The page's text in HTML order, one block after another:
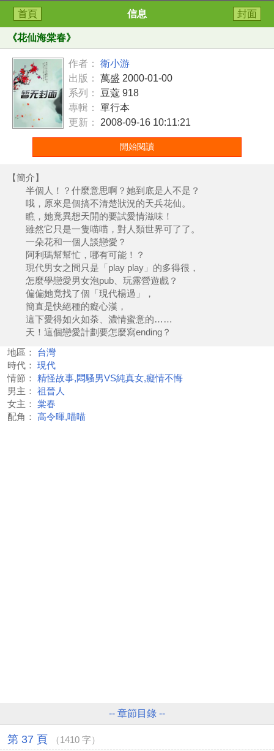
首頁 信息 封面
《花仙海棠春》
作者：
衛小游
出版：
萬盛 2000-01-00
系列：
豆蔻 918
專輯：
單行本
更新：
2008-09-16 10:11:21
開始閱讀
【簡介】
半個人！？什麼意思啊？她到底是人不是？
哦，原來是個搞不清楚狀況的天兵花仙。
瞧，她竟異想天開的要試愛情滋味！
雖然它只是一隻喵喵，對人類世界可了了。
一朵花和一個人談戀愛？
阿利瑪幫幫忙，哪有可能！？
現代男女之間只是「play play」的多得很，
怎麼學戀愛男女泡pub、玩露營遊戲？
偏偏她竟找了個「現代楊過」，
簡直是快絕種的癡心漢，
這下愛得如火如荼、濃情蜜意的……
天！這個戀愛計劃要怎麼寫ending？
地區：
台灣
時代：
現代
情節：
精怪故事,悶騷男VS純真女,癡情不悔
男主：
祖晉人
女主：
棠春
配角：
高令暉,喵喵
-- 章節目錄 --
第 37 頁 （1410 字）